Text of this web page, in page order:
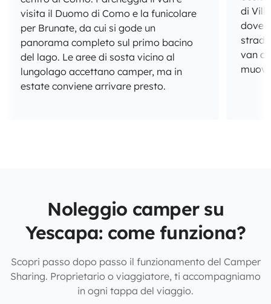
visita il Duomo di Como e la funicolare
per Brunate, da cui si gode un
panorama completo sul primo bacino
del lago. Le aree di sosta vicino al
lungolago accettano camper, ma in
estate conviene arrivare presto.
di
dove i
van
Noleggio camper su
Yescapa: come funziona?
Scopri passo dopo passo il funzionamento del Camper
Sharing. Proprietario o viaggiatore, ti accompagniamo
in ogni tappa del viaggio.